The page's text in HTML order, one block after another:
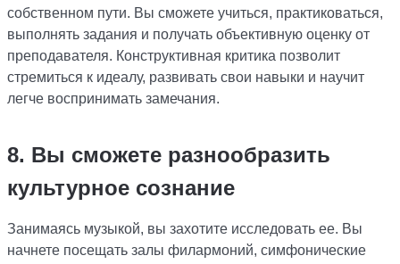
собственном пути. Вы сможете учиться, практиковаться,
выполнять задания и получать объективную оценку от
преподавателя. Конструктивная критика позволит
стремиться к идеалу, развивать свои навыки и научит
легче воспринимать замечания.
8. Вы сможете разнообразить
культурное сознание
Занимаясь музыкой, вы захотите исследовать ее. Вы
начнете посещать залы филармоний, симфонические